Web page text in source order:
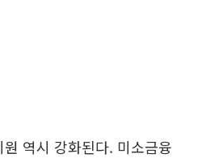
역시 강화된다. 미소금융